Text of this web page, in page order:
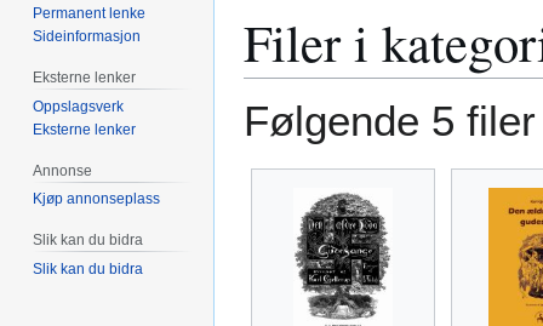
Filer i
Følgende 5
Permanent lenke
Sideinformasjon
Eksterne lenker
Oppslagsverk
Eksterne lenker
Annonse
Kjøp annonseplass
Slik kan du bidra
Slik kan du bidra